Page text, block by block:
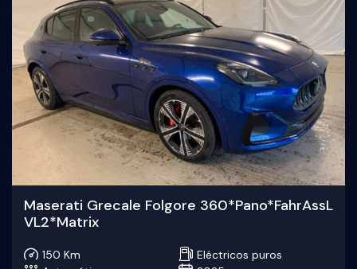
Maserati Grecale Folgore 360*Pano*FahrAssL
VL2*Matrix
150 Km
Eléctricos puros